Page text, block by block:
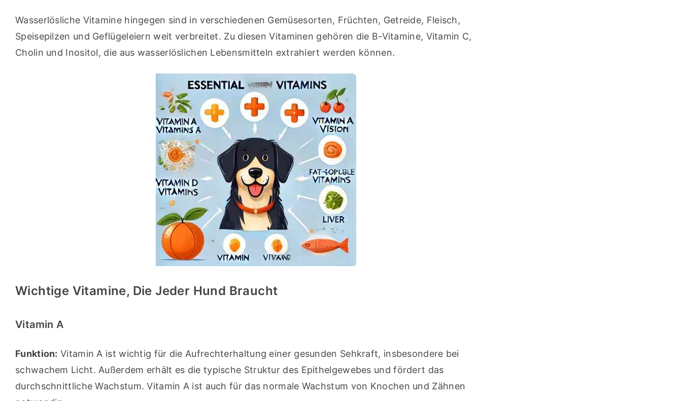
Wasserlösliche Vitamine hingegen sind in verschiedenen Gemüsesorten, Früchten, Getreide, Fleisch,
Speisepilzen und Geflügeleiern weit verbreitet. Zu diesen Vitaminen gehören die B-Vitamine, Vitamin C,
Cholin und Inositol, die aus wasserlöslichen Lebensmitteln extrahiert werden können.
Wichtige Vitamine, Die Jeder Hund Braucht
Vitamin A
Funktion: Vitamin A ist wichtig für die Aufrechterhaltung einer gesunden Sehkraft, insbesondere bei
schwachem Licht. Außerdem erhält es die typische Struktur des Epithelgewebes und fördert das
durchschnittliche Wachstum. Vitamin A ist auch für das normale Wachstum von Knochen und Zähnen